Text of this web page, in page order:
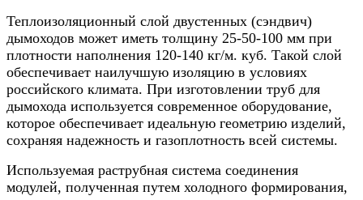
Теплоизоляционный слой двустенных (сэндвич)
дымоходов может иметь толщину 25-50-100 мм при
плотности наполнения 120-140 кг/м. куб. Такой слой
обеспечивает наилучшую изоляцию в условиях
российского климата. При изготовлении труб для
дымохода используется современное оборудование,
которое обеспечивает идеальную геометрию изделий,
сохраняя надежность и газоплотность всей системы.
Используемая раструбная система соединения
модулей, полученная путем холодного формирования,